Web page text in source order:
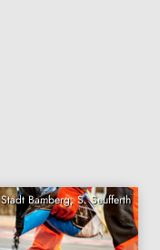
Stadt Bamberg, S. Seufferth